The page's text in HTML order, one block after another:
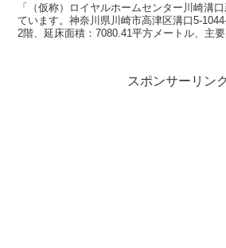
「（仮称）ロイヤルホームセンター川崎溝
ています。神奈川県川崎市高津区溝口5-
2階、延床面積：7080.41平方メートル、主要
スポンサーリンク